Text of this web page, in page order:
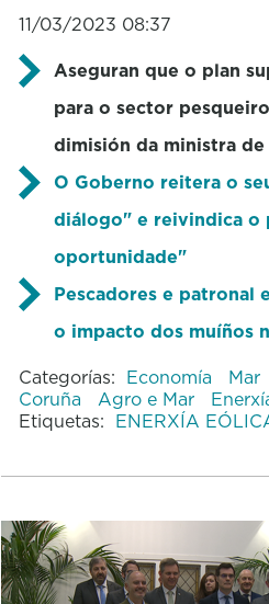
11/03/2023 08:37
Aseguran que o plan
para o sector
dimisión da ministra de
O Goberno reitera o
diálogo" e reivindica o
oportunidade"
Pescadores e patronal
o impacto dos muíños
Categorías: Economía Mar
Coruña
Agro e Mar
Etiquetas: ENERXÍA